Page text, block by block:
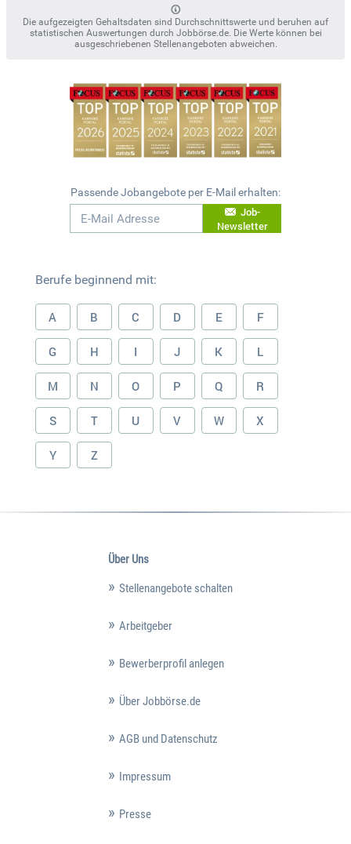
Die aufgezeigten Gehaltsdaten sind Durchschnittswerte und beruhen auf
statistischen Auswertungen durch Jobbörse.de. Die Werte können bei
ausgeschriebenen Stellenangeboten abweichen.
Passende Jobangebote per E-Mail erhalten:
Job-
Newsletter
Berufe beginnend mit:
A B C D E F
G H I J K L
M N O P Q R
S T U V W X
Y Z
Über Uns
Stellenangebote schalten
Arbeitgeber
Bewerberprofil anlegen
Über Jobbörse.de
AGB und Datenschutz
Impressum
Presse